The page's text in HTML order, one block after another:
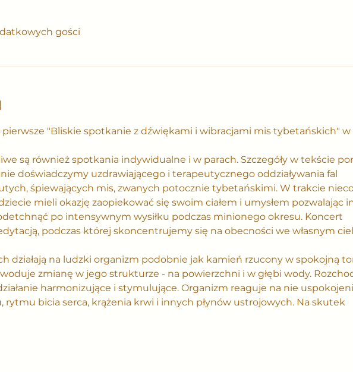
gości
pierwsze "Bliskie spotkanie z dźwiękami i wibracjami mis tybetańskich" w
są również spotkania indywidualne i w parach. Szczegóły w tekście
doświadczymy uzdrawiającego i terapeutycznego oddziaływania fal
śpiewających mis, zwanych potocznie tybetańskimi. W trakcie
mieli okazję zaopiekować się swoim ciałem i umysłem pozwalając
po intensywnym wysiłku podczas minionego okresu. Koncert
podczas której skoncentrujemy się na obecności we własnym
działają na ludzki organizm podobnie jak kamień rzucony w spokojną
zmianę w jego strukturze - na powierzchni i w głębi wody.
harmonizujące i stymulujące. Organizm reaguje na nie
bicia serca, krążenia krwi i innych płynów ustrojowych. Na skutek